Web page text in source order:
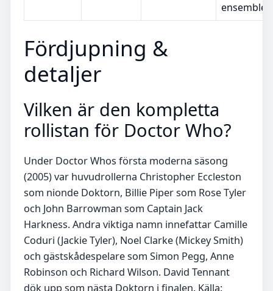
ensemble
Fördjupning &
detaljer
Vilken är den kompletta
rollistan för Doctor Who?
Under Doctor Whos första moderna säsong
(2005) var huvudrollerna Christopher Eccleston
som nionde Doktorn, Billie Piper som Rose Tyler
och John Barrowman som Captain Jack
Harkness. Andra viktiga namn innefattar Camille
Coduri (Jackie Tyler), Noel Clarke (Mickey Smith)
och gästskådespelare som Simon Pegg, Anne
Robinson och Richard Wilson. David Tennant
dök upp som nästa Doktorn i finalen. Källa: